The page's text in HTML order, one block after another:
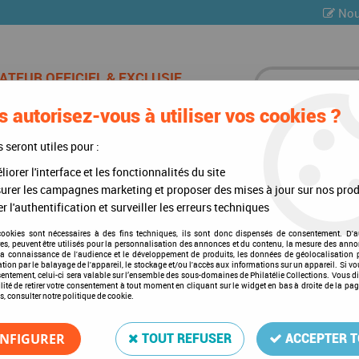
DE CHAMPAGNE
>Intérieurs d'albums >Texte Luxe Etats Baltes II 2000-2006
Texte Luxe Etats Baltes II
Soyez le premier à donner votre
DA1847
autorisez-vous à utiliser vos cookies ?
seront utiles pour :
l'interface et les fonctionnalités du site
les campagnes marketing et proposer des mises à jour sur nos
l'authentification et surveiller les erreurs techniques
sont nécessaires à des fins techniques, ils sont donc dispensés de consentement.
peuvent être utilisés pour la personnalisation des annonces et du contenu, la mesure des
connaissance de l'audience et le développement de produits, les données de géolocalisation
par le balayage de l'appareil, le stockage et/ou l'accès aux informations sur un appareil. Si
celui-ci sera valable sur l’ensemble des sous-domaines de Philatélie Collections. Vous
de retirer votre consentement à tout moment en cliquant sur le widget en bas à droite de la
consulter notre politique de cookie.
TOUT REFUSER ACCEPTER